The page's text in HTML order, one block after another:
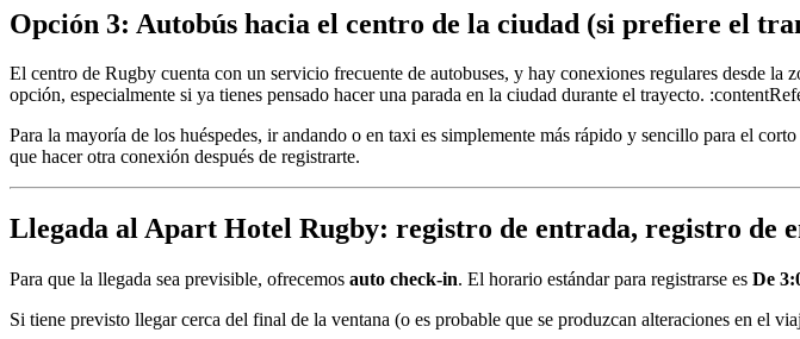
Opción 3: Autobús hacia el centro de la ciudad (si prefiere el
El centro de Rugby cuenta con un servicio frecuente de autobuses, y hay conexiones regulares desde la
opción, especialmente si ya tienes pensado hacer una parada en la ciudad durante el trayecto.
Para la mayoría de los huéspedes, ir andando o en taxi es simplemente más rápido y sencillo para el
que hacer otra conexión después de registrarte.
Llegada al Apart Hotel Rugby: registro de entrada, registro de
Para que la llegada sea previsible, ofrecemos auto check-in. El horario estándar para registrarse es De
Si tiene previsto llegar cerca del final de la ventana (o es probable que se produzcan alteraciones en el